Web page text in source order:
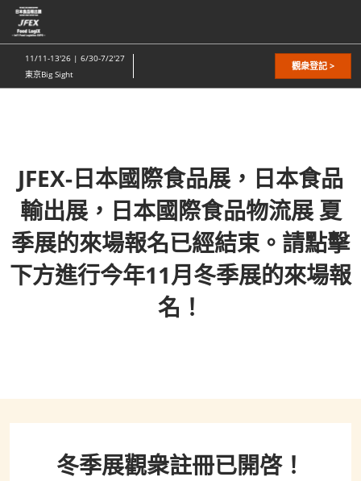
直
接
跳
至
11/11-13'26 | 6/30-7/2'27
東京Big Sight
觀衆登記 >
JFEX-日本國際食品展，日本食品
輸出展，日本國際食品物流展 夏
季展的來場報名已經結束。請點擊
下方進行今年11月冬季展的來場報
名！
冬季展觀衆註冊已開啓！